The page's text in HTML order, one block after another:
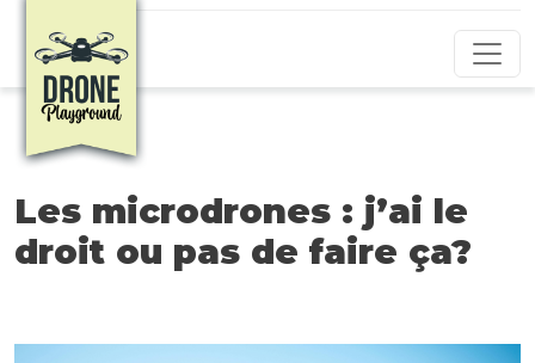
Aller au contenu principal
Les microdrones : j’ai le
droit ou pas de faire ça?